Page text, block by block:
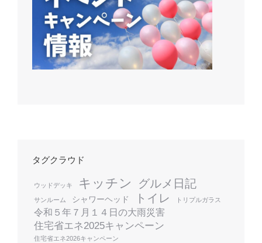
タグクラウド
ウッドデッキ キッチン グルメ日記
サンルーム シャワーヘッド トイレ トリプルガラス
令和５年７月１４日の大雨災害
住宅省エネ2025キャンペーン
住宅省エネ2026キャンペーン